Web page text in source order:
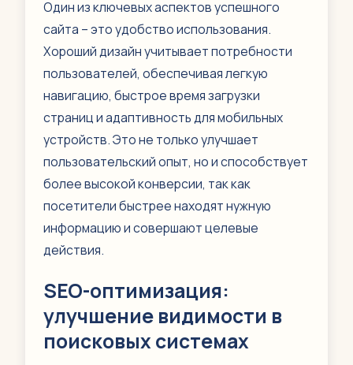
Один из ключевых аспектов успешного
сайта – это удобство использования.
Хороший дизайн учитывает потребности
пользователей, обеспечивая легкую
навигацию, быстрое время загрузки
страниц и адаптивность для мобильных
устройств. Это не только улучшает
пользовательский опыт, но и способствует
более высокой конверсии, так как
посетители быстрее находят нужную
информацию и совершают целевые
действия.
SEO-оптимизация:
улучшение видимости в
поисковых системах